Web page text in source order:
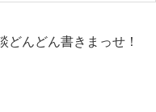
んどん書きまっせ！